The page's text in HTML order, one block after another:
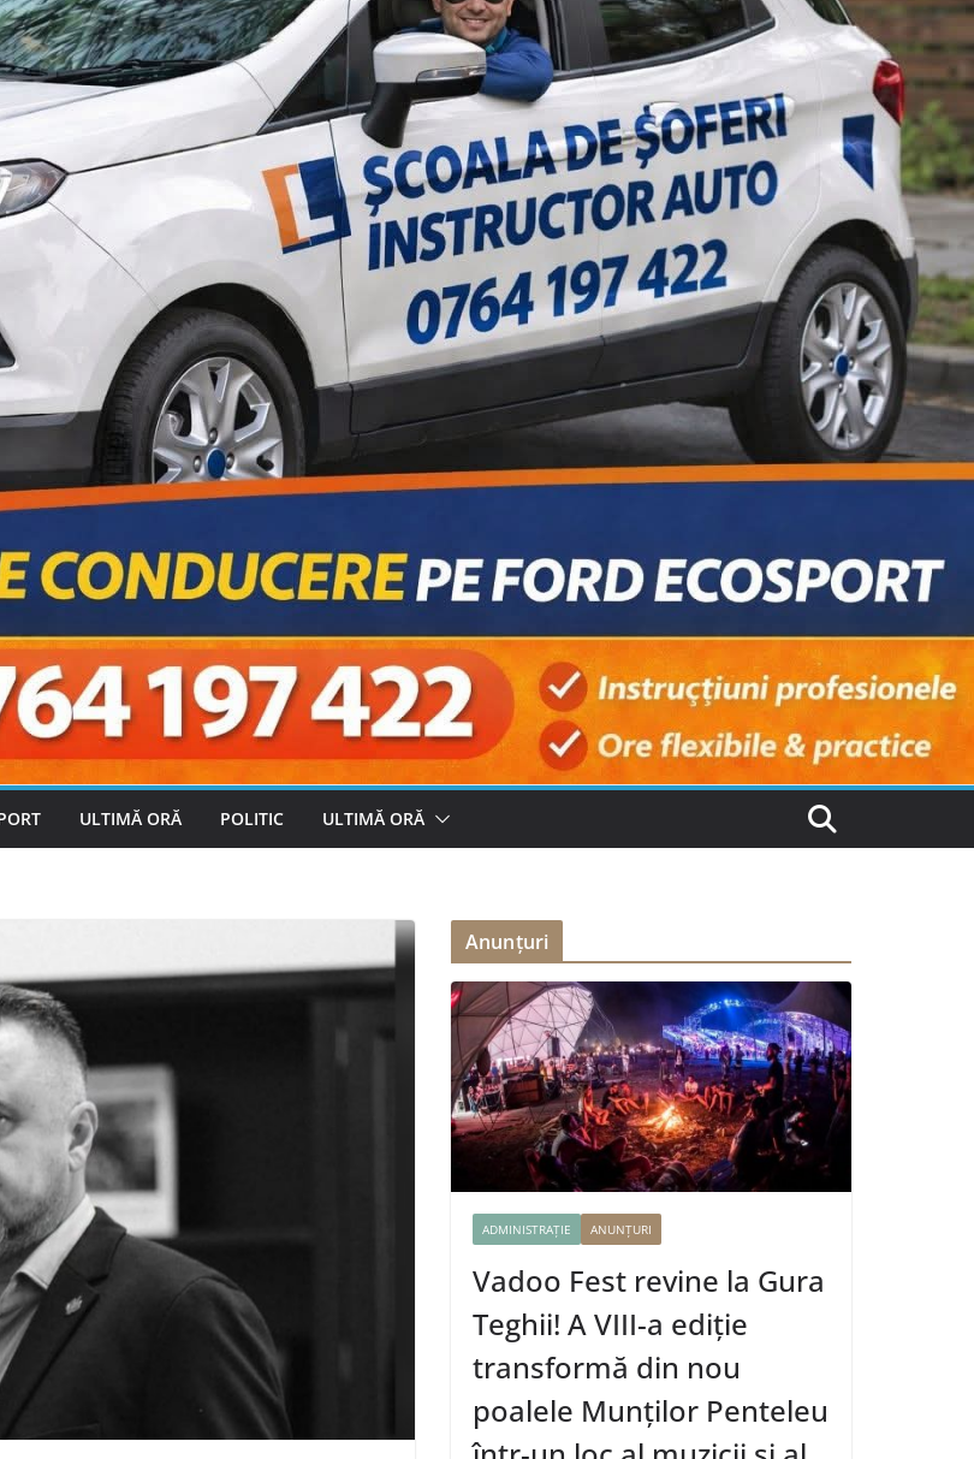
ULTIMĂ ORĂ POLITIC ULTIMĂ ORĂ
Anunțuri
ADMINISTRAȚIE ANUNȚURI
Vadoo Fest revine la Gura
Teghii! A VIII-a ediție
transformă din nou
poalele Munților Penteleu